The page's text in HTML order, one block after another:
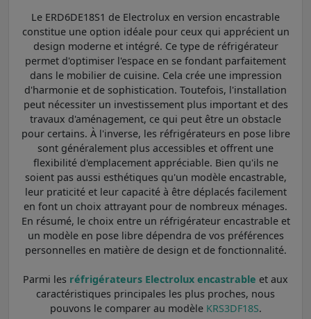
Le ERD6DE18S1 de Electrolux en version encastrable
constitue une option idéale pour ceux qui apprécient un
design moderne et intégré. Ce type de réfrigérateur
permet d'optimiser l'espace en se fondant parfaitement
dans le mobilier de cuisine. Cela crée une impression
d'harmonie et de sophistication. Toutefois, l'installation
peut nécessiter un investissement plus important et des
travaux d'aménagement, ce qui peut être un obstacle
pour certains. À l'inverse, les réfrigérateurs en pose libre
sont généralement plus accessibles et offrent une
flexibilité d'emplacement appréciable. Bien qu'ils ne
soient pas aussi esthétiques qu'un modèle encastrable,
leur praticité et leur capacité à être déplacés facilement
en font un choix attrayant pour de nombreux ménages.
En résumé, le choix entre un réfrigérateur encastrable et
un modèle en pose libre dépendra de vos préférences
personnelles en matière de design et de fonctionnalité.
Parmi les réfrigérateurs Electrolux encastrable et aux
caractéristiques principales les plus proches, nous
pouvons le comparer au modèle KRS3DF18S.